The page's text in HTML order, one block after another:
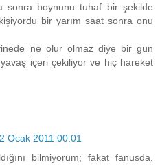
sonra boynunu tuhaf bir şekilde
bir yarım saat sonra onu
ne olur olmaz diye bir gün
içeri çekiliyor ve hiç hareket
Ocak 2011 00:01
bilmiyorum; fakat fanusda,